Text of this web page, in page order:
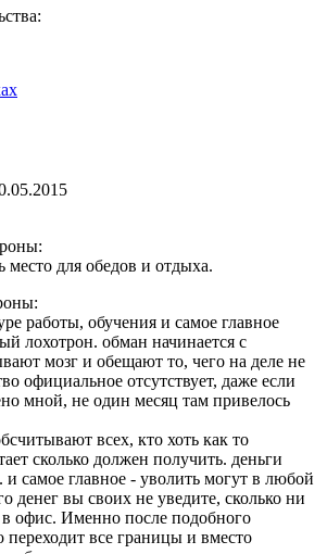
место для обедов и отдыха.
работы, обучения и самое главное
лохотрон. обман начинается с
мозг и обещают то, чего на деле не
официальное отсутствует, даже если
мной, не один месяц там привелось
всех, кто хоть как то
сколько должен получить. деньги
самое главное - уволить могут в любой
денег вы своих не уведите, сколько ни
офис. Именно после подобного
переходит все границы и вместо